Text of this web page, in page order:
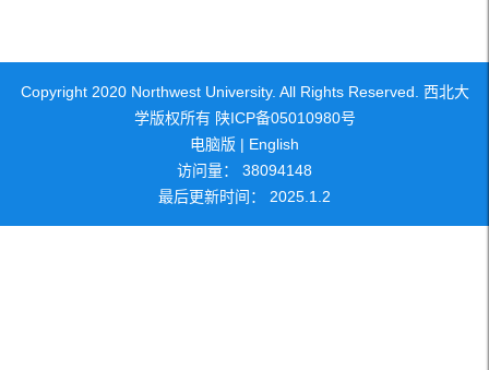
Copyright 2020 Northwest University. All Rights Reserved. 西北大
学版权所有 陕ICP备05010980号
电脑版 | English
访问量： 38094148
最后更新时间： 2025 1 2